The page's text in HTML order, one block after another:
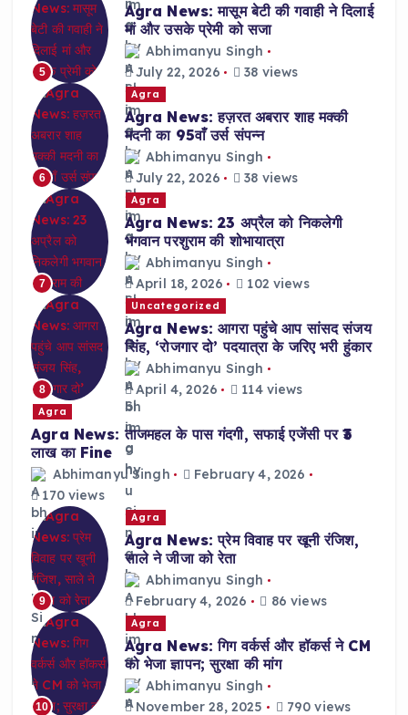
5
Agra News: मासूम बेटी की गवाही ने दिलाई
मां और उसके प्रेमी को सजा
Abhimanyu Singh
July 22, 2026
38 views
6
Agra
Agra News: हज़रत अबरार शाह मक्की
मदनी का 95वाँ उर्स संपन्न
Abhimanyu Singh
July 22, 2026
38 views
7
Agra
Agra News: 23 अप्रैल को निकलेगी
भगवान परशुराम की शोभायात्रा
Abhimanyu Singh
April 18, 2026
102 views
8
Uncategorized
Agra News: आगरा पहुंचे आप सांसद संजय
सिंह, ‘रोजगार दो’ पदयात्रा के जरिए भरी हुंकार
Abhimanyu Singh
April 4, 2026
114 views
Agra
Agra News: ताजमहल के पास गंदगी, सफाई एजेंसी पर ₹3
लाख का Fine
Abhimanyu Singh
February 4, 2026
170 views
9
Agra
Agra News: प्रेम विवाह पर खूनी रंजिश,
साले ने जीजा को रेता
Abhimanyu Singh
February 4, 2026
86 views
10
Agra
Agra News: गिग वर्कर्स और हॉकर्स ने CM
को भेजा ज्ञापन; सुरक्षा की मांग
Abhimanyu Singh
November 28, 2025
790 views